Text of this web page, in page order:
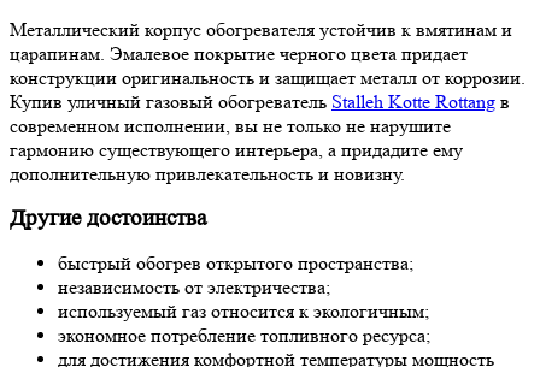
Металлический корпус обогревателя устойчив к вмятинам и
царапинам. Эмалевое покрытие черного цвета придает
конструкции оригинальность и защищает металл от коррозии.
Купив уличный газовый обогреватель Stalleh Kotte Rottang в
современном исполнении, вы не только не нарушите
гармонию существующего интерьера, а придадите ему
дополнительную привлекательность и новизну.
Другие достоинства
быстрый обогрев открытого пространства;
независимость от электричества;
используемый газ относится к экологичным;
экономное потребление топливного ресурса;
для достижения комфортной температуры мощность